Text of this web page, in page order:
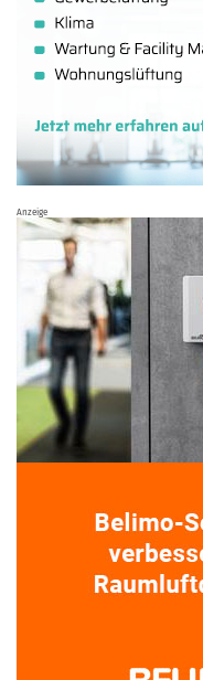
Anzeige